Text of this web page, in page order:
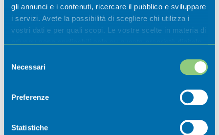
gli annunci e i contenuti, ricercare il pubblico e sviluppare
i servizi. Avete la possibilità di scegliere chi utilizza i
vostri dati e per quali scopi. Le vostre scelte in materia di
modificare o revocare il proprio consenso in qualsiasi
momento dalla Dichiarazione sui cookie o facendo clic
raccogliere informazioni sulla tua posizione
delNecessari
Preferenze
Statistiche
Esperienze